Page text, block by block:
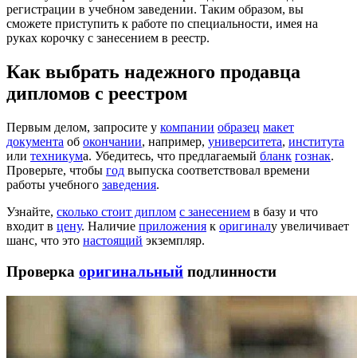
регистрации в учебном заведении. Таким образом, вы
сможете приступить к работе по специальности, имея на
руках корочку с занесением в реестр.
Как выбрать надежного продавца
дипломов с реестром
Первым делом, запросите у компании образец макет
документа об окончании, например, университета, института
или техникума. Убедитесь, что предлагаемый бланк гознак.
Проверьте, чтобы год выпуска соответствовал времени
работы учебного заведения.
Узнайте, сколько стоит диплом с занесением в базу и что
входит в цену. Наличие приложения к оригиналу увеличивает
шанс, что это настоящий экземпляр.
Проверка оригинальный подлинности